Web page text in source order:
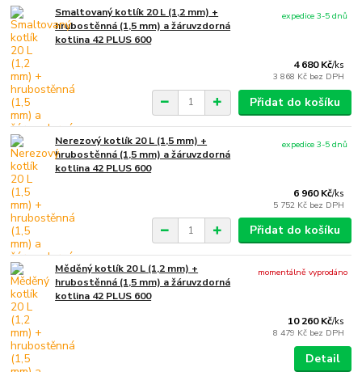
Smaltovaný kotlík 20 L (1,2 mm) +
hrubostěnná (1,5 mm) a žáruvzdorná
kotlina 42 PLUS 600
4 680 Kč/ks
3 868 Kč bez DPH
expedice 3-5 dnů
Přidat do košíku
Nerezový kotlík 20 L (1,5 mm) +
hrubostěnná (1,5 mm) a žáruvzdorná
kotlina 42 PLUS 600
6 960 Kč/ks
5 752 Kč bez DPH
expedice 3-5 dnů
Přidat do košíku
Měděný kotlík 20 L (1,2 mm) +
hrubostěnná (1,5 mm) a žáruvzdorná
kotlina 42 PLUS 600
10 260 Kč/ks
8 479 Kč bez DPH
momentálně vyprodáno
Detail